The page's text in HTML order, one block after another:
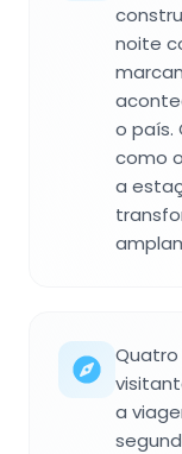
noite
o país.
como
a
a